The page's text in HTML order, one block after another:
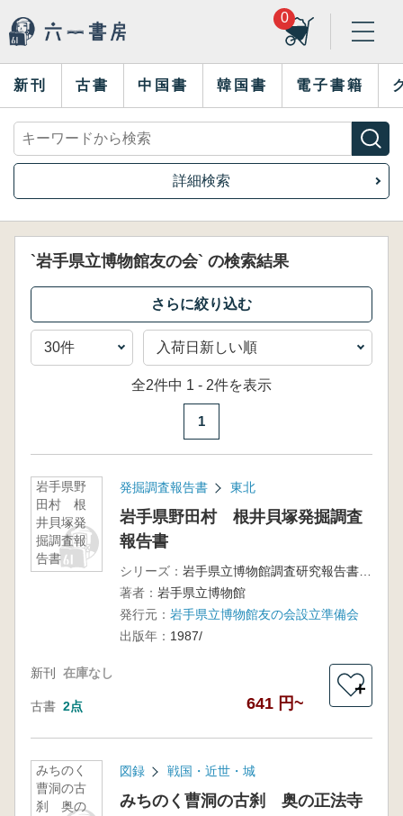
0
新刊 古書 中国書 韓国書 電子書籍
詳細検索
`岩手県立博物館友の会` の検索結果
全2件中 1 - 2件を表示
1
岩手県野
田村 根
井貝塚発
掘調査報
告書
発掘調査報告書 東北
岩手県野田村 根井貝塚発掘調査
報告書
シリーズ：
岩手県立博物館調査研究報告書第3冊
著者： 岩手県立博物館
発行元： 岩手県立博物館友の会設立準備会
出版年： 1987/
新刊 在庫なし
古書 2点 641 円~
＋
みちのく
曹洞の古
刹 奥の
図録 戦国・近世・城
みちのく曹洞の古刹 奥の正法寺